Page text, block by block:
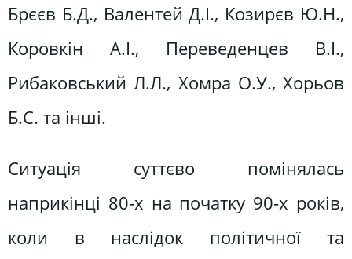
Брєєв Б.Д., Валентей Д.І., Козирєв Ю.Н.,
Коровкін А.І., Переведенцев В.І.,
Рибаковський Л.Л., Хомра О.У., Хорьов
Б.С. та інші.
Ситуація суттєво помінялась
наприкінці 80-х на початку 90-х років,
коли в наслідок політичної та